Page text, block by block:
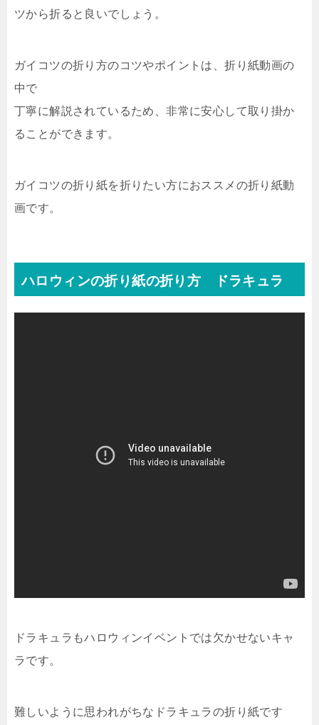
ツから折ると良いでしょう。
ガイコツの折り方のコツやポイントは、折り紙動画の
中で
丁寧に解説されているため、非常に安心して取り掛か
ることができます。
ガイコツの折り紙を折りたい方におススメの折り紙動
画です。
ハロウィンの折り紙の折り方 ドラキュラ
ドラキュラもハロウィンイベントでは欠かせないキャ
ラです。
難しいように思われがちなドラキュラの折り紙です